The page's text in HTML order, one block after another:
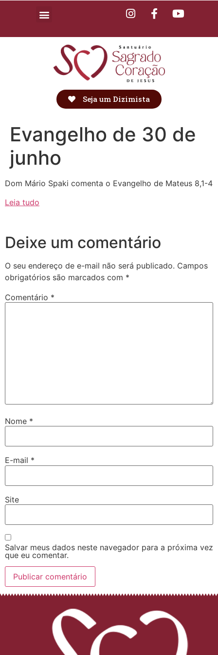
Seja um Dizimista
Evangelho de 30 de
junho
Dom Mário Spaki comenta o Evangelho de Mateus 8,1-4
Leia tudo
Deixe um comentário
O seu endereço de e-mail não será publicado. Campos
obrigatórios são marcados com *
Comentário *
Nome *
E-mail *
Site
Salvar meus dados neste navegador para a próxima vez
que eu comentar.